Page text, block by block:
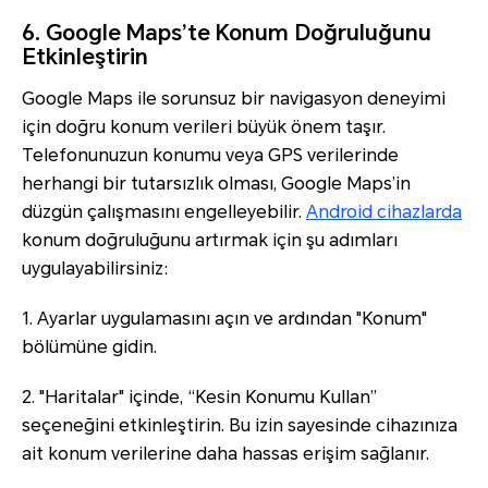
6. Google Maps’te Konum Doğruluğunu
Etkinleştirin
Google Maps ile sorunsuz bir navigasyon deneyimi
için doğru konum verileri büyük önem taşır.
Telefonunuzun konumu veya GPS verilerinde
herhangi bir tutarsızlık olması, Google Maps’in
düzgün çalışmasını engelleyebilir. Android cihazlarda
konum doğruluğunu artırmak için şu adımları
uygulayabilirsiniz:
1. Ayarlar uygulamasını açın ve ardından "Konum"
bölümüne gidin.
2. "Haritalar" içinde, “Kesin Konumu Kullan”
seçeneğini etkinleştirin. Bu izin sayesinde cihazınıza
ait konum verilerine daha hassas erişim sağlanır.